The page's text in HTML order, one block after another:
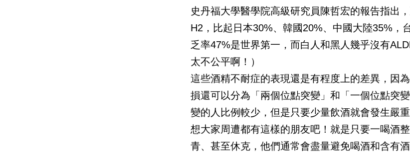
史丹福大學醫學院高級研究員陳哲宏的報告指出
H2，比起日本30%、韓國20%、中國大陸35%，
乏率47%是世界第一，而白人和黑人幾乎沒有
太不公平啊！）
這些酒精不耐症的表現還是有程度上的差異，因
損還可以分為「兩個位點突變」和「一個位點突
變的人比例較少，但是只要少量飲酒就會發生嚴
想大家周遭都有這樣的朋友吧！就是只要一喝酒
青、甚至休克，他們通常會盡量避免喝酒和含有